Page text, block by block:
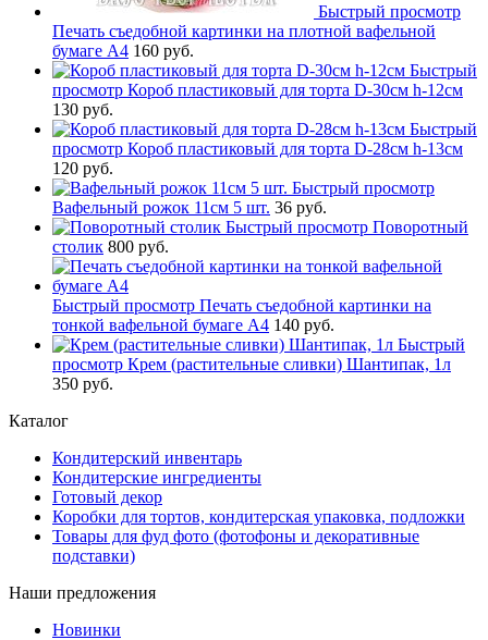
Быстрый просмотр
Печать съедобной картинки на плотной вафельной
бумаге А4 160 руб.
Быстрый
просмотр Короб пластиковый для торта D-30см h-12см
130 руб.
Быстрый
просмотр Короб пластиковый для торта D-28см h-13см
120 руб.
Быстрый просмотр
Вафельный рожок 11см 5 шт. 36 руб.
Быстрый просмотр Поворотный
столик 800 руб.
Быстрый просмотр Печать съедобной картинки на
тонкой вафельной бумаге А4 140 руб.
Быстрый
просмотр Крем (растительные сливки) Шантипак, 1л
350 руб.
Каталог
Кондитерский инвентарь
Кондитерские ингредиенты
Готовый декор
Коробки для тортов, кондитерская упаковка, подложки
Товары для фуд фото (фотофоны и декоративные
подставки)
Наши предложения
Новинки